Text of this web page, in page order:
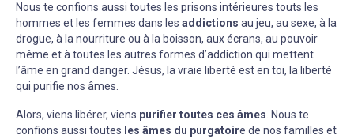
Nous te confions aussi toutes les prisons intérieures touts les
hommes et les femmes dans les addictions au jeu, au sexe, à la
drogue, à la nourriture ou à la boisson, aux écrans, au pouvoir
même et à toutes les autres formes d’addiction qui mettent
l’âme en grand danger. Jésus, la vraie liberté est en toi, la liberté
qui purifie nos âmes.
Alors, viens libérer, viens purifier toutes ces âmes. Nous te
confions aussi toutes les âmes du purgatoire de nos familles et